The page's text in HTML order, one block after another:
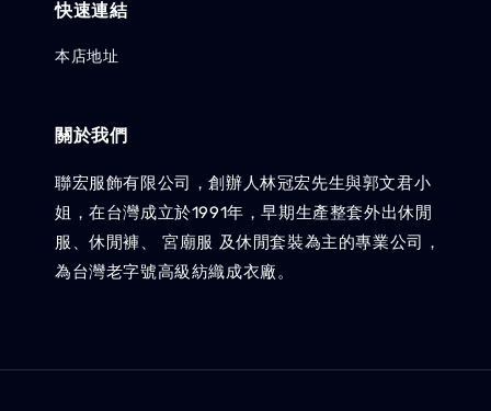
快速連結
本店地址
關於我們
聯宏服飾有限公司，創辦人林冠宏先生與郭文君小
姐，在台灣成立於1991年，早期生產整套外出休閒
服、休閒褲、 宮廟服 及休閒套裝為主的專業公司，
為台灣老字號高級紡織成衣廠。